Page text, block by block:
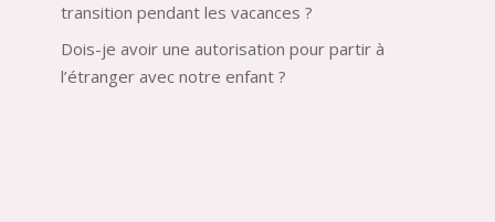
transition pendant les vacances ?
Dois-je avoir une autorisation pour partir à
l’étranger avec notre enfant ?